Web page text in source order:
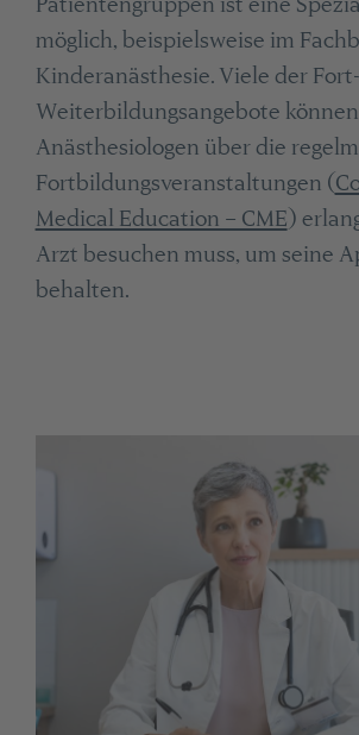
möglich, beispielsweise im
Kinderanästhesie. Viele der
Weiterbildungsangebote können
Anästhesiologen über die
Fortbildungsveranstaltungen (
Medical Education – CME)
Arzt besuchen muss, um seine
behalten.